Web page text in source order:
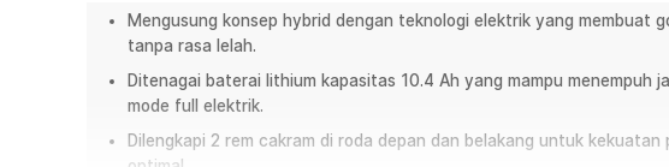
Mengusung konsep hybrid dengan teknologi elektrik yang membuat
tanpa rasa lelah.
Ditenagai baterai lithium kapasitas 10.4 Ah yang mampu menempuh
mode full elektrik.
Dilengkapi 2 rem cakram di roda depan dan belakang untuk kekuatan